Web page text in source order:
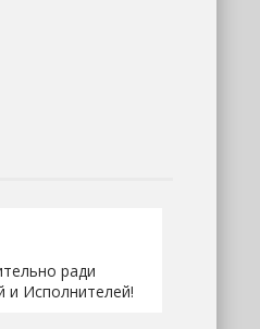
ради
и Исполнителей!